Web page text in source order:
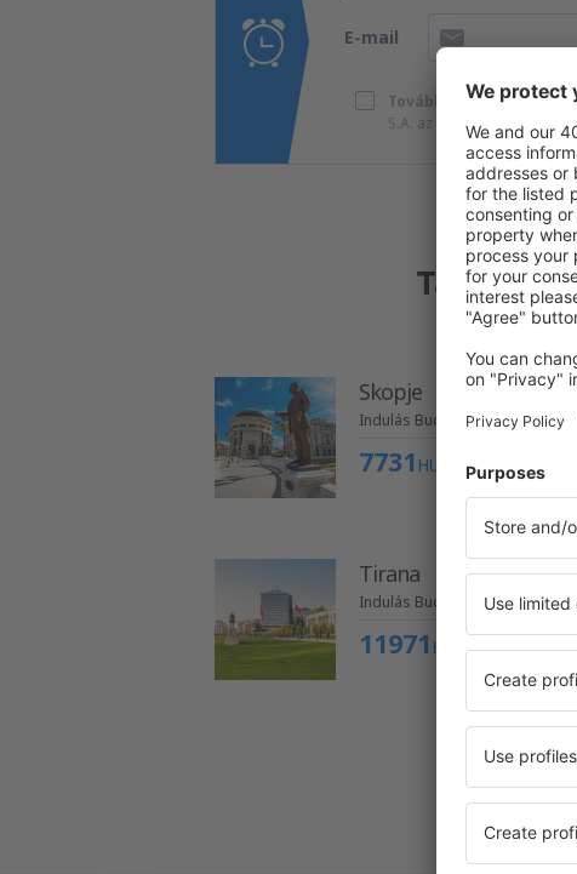
E-mail
További utazások
S.A. az általam megadott
Találtunk
Skopje
Indulás Budapestről
7731 HUF
Tirana
Indulás Budapestről
11971 HUF